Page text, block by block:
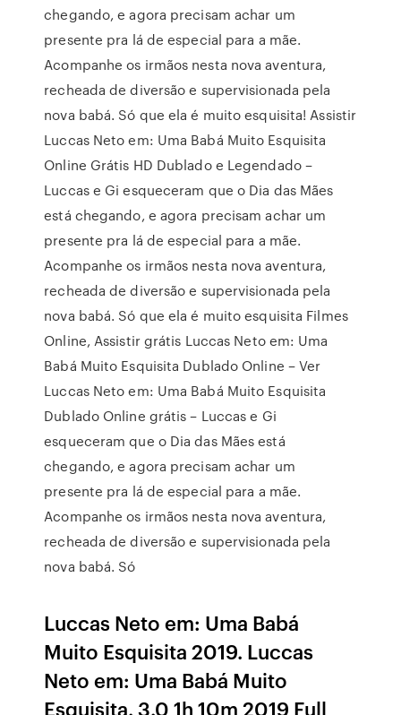
chegando, e agora precisam achar um
presente pra lá de especial para a mãe.
Acompanhe os irmãos nesta nova aventura,
recheada de diversão e supervisionada pela
nova babá. Só que ela é muito esquisita! Assistir
Luccas Neto em: Uma Babá Muito Esquisita
Online Grátis HD Dublado e Legendado –
Luccas e Gi esqueceram que o Dia das Mães
está chegando, e agora precisam achar um
presente pra lá de especial para a mãe.
Acompanhe os irmãos nesta nova aventura,
recheada de diversão e supervisionada pela
nova babá. Só que ela é muito esquisita Filmes
Online, Assistir grátis Luccas Neto em: Uma
Babá Muito Esquisita Dublado Online – Ver
Luccas Neto em: Uma Babá Muito Esquisita
Dublado Online grátis – Luccas e Gi
esqueceram que o Dia das Mães está
chegando, e agora precisam achar um
presente pra lá de especial para a mãe.
Acompanhe os irmãos nesta nova aventura,
recheada de diversão e supervisionada pela
nova babá. Só
Luccas Neto em: Uma Babá
Muito Esquisita 2019. Luccas
Neto em: Uma Babá Muito
Esquisita. 3.0 1h 10m 2019 Full